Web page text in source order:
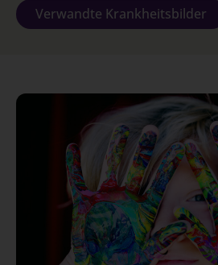
Verwandte Krankheitsbilder